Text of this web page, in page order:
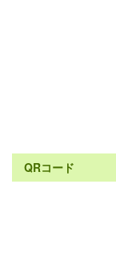
QRコード